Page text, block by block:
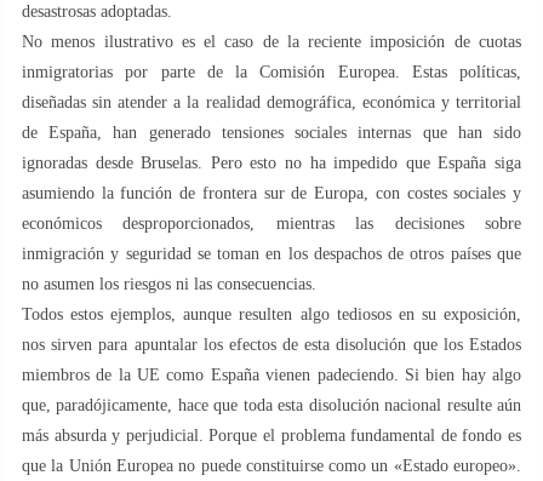
desastrosas adoptadas.
No menos ilustrativo es el caso de la reciente imposición de cuotas
inmigratorias por parte de la Comisión Europea. Estas políticas,
diseñadas sin atender a la realidad demográfica, económica y territorial
de España, han generado tensiones sociales internas que han sido
ignoradas desde Bruselas. Pero esto no ha impedido que España siga
asumiendo la función de frontera sur de Europa, con costes sociales y
económicos desproporcionados, mientras las decisiones sobre
inmigración y seguridad se toman en los despachos de otros países que
no asumen los riesgos ni las consecuencias.
Todos estos ejemplos, aunque resulten algo tediosos en su exposición,
nos sirven para apuntalar los efectos de esta disolución que los Estados
miembros de la UE como España vienen padeciendo. Si bien hay algo
que, paradójicamente, hace que toda esta disolución nacional resulte aún
más absurda y perjudicial. Porque el problema fundamental de fondo es
que la Unión Europea no puede constituirse como un «Estado europeo».